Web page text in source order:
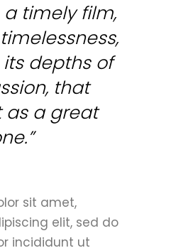
a timely film,
depths of
that
as a great
sit amet,
elit, sed do
incididunt ut